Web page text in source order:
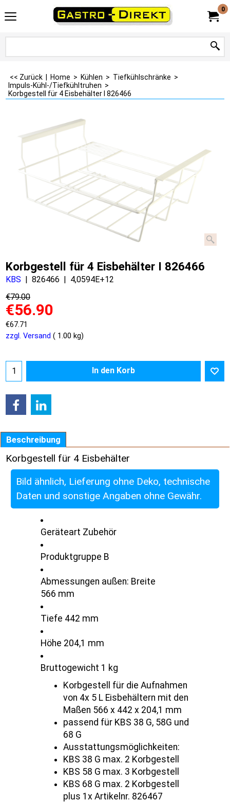
0
<< Zurück Home > Kühlen > Tiefkühlschränke >
Impuls-Kühl-/Tiefkühltruhen >
Korbgestell für 4 Eisbehälter I 826466
Korbgestell für 4 Eisbehälter I 826466
KBS 826466
4,0594E+12
€79.00
€56.90
€67.71
zzgl. Versand
1.00 kg
In den Korb
Beschreibung
Korbgestell für 4 Eisbehälter
Bild ähnlich, Lieferung ohne Deko, technische
Daten und sonstige Angaben ohne Gewähr.
Geräteart Zubehör
Produktgruppe B
Abmessungen außen: Breite
566 mm
Tiefe 442 mm
Höhe 204,1 mm
Bruttogewicht 1 kg
Korbgestell für die Aufnahmen
von 4x 5 L Eisbehältern mit den
Maßen 566 x 442 x 204,1 mm
passend für KBS 38 G, 58G und
68 G
Ausstattungsmöglichkeiten:
KBS 38 G max. 2 Korbgestell
KBS 58 G max. 3 Korbgestell
KBS 68 G max. 2 Korbgestell
plus 1x Artikelnr. 826467